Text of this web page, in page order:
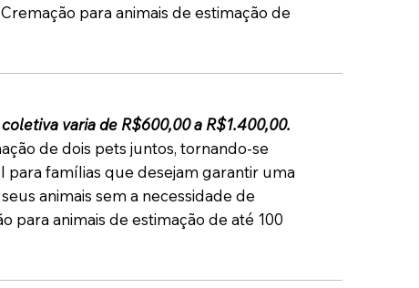
para animais de estimação de
varia de R$600,00 a R$1.400,00.
de dois pets juntos, tornando-se
para famílias que desejam garantir uma
animais sem a necessidade de
para animais de estimação de até 100